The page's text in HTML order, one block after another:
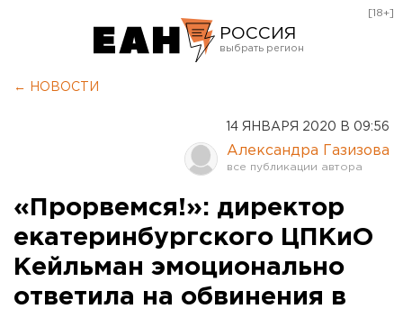
РОССИЯ
Оренбург
[18+]
← НОВОСТИ
14 ЯНВАРЯ 2020 В 09:56
Александра Газизова
«Прорвемся!»: директор
екатеринбургского ЦПКиО
Кейльман эмоционально
ответила на обвинения в